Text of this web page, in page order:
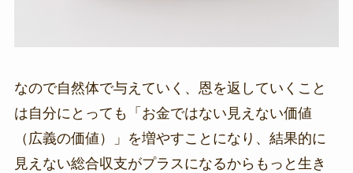
なので自然体で与えていく、恩を返していくこと
は自分にとっても「お金ではない見えない価値
（広義の価値）」を増やすことになり、結果的に
見えない総合収支がプラスになるからもっと生き